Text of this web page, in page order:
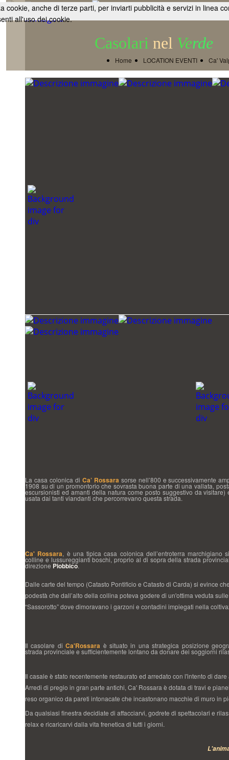
cookie, anche di terze parti, per inviarti pubblicità e servizi in linea
all'uso dei cookie.
Casolari nel Verde
Home LOCATION EVENTI Ca'
La casa colonica di Ca’ Rossara sorse nell’800 e successivamente
1908 su di un promontorio che sovrasta buona parte di una vallata,
escursionisti ed amanti della natura come posto suggestivo da visitare)
usata dai tanti viandanti che percorrevano questa strada.
Ca' Rossara, è una tipica casa colonica dell’entroterra marchigiano
colline e lussureggianti boschi, proprio al di sopra della strada
direzione Piobbico.
Dalle carte del tempo (Catasto Pontificio e Catasto di Carda) si evince
podestà che dall’alto della collina poteva godere di un'ottima veduta
“Sassorotto” dove dimoravano i garzoni e contadini impiegati nella
Il casolare diCa'Rossara è situato in una strategica posizione
strada provinciale e sufficientemente lontano da donare dei soggiorni
Il casale è stato recentemente restaurato ed arredato con l'intento di
Arredi di pregio in gran parte antichi, Ca' Rossara è dotata di travi e
reso organico da pareti intonacate che incastonano macchie di muro in
Da qualsiasi finestra decidiate di affacciarvi, godrete di spettacolari e
relax e ricaricarvi dalla vita frenetica di tutti i giorni.